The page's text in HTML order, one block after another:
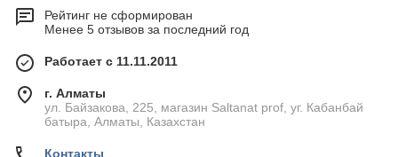
Рейтинг не сформирован
Менее 5 отзывов за последний год
Работает с 11.11.2011
г. Алматы
ул. Байзакова, 225, магазин Saltanat prof, уг. Кабанбай
батыра, Алматы, Казахстан
Контакты